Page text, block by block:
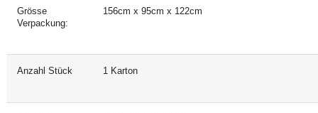
Grösse
Verpackung:
156cm x 95cm x 122cm
Anzahl Stück 1 Karton